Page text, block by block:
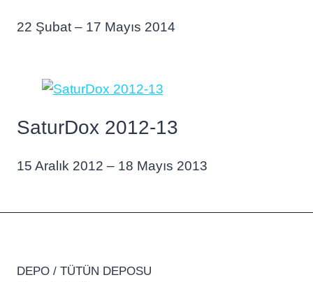
22 Şubat – 17 Mayıs 2014
SaturDox 2012-13
15 Aralık 2012 – 18 Mayıs 2013
DEPO / TÜTÜN DEPOSU